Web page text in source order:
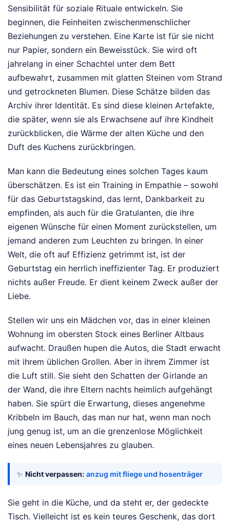
Sensibilität für soziale Rituale entwickeln. Sie
beginnen, die Feinheiten zwischenmenschlicher
Beziehungen zu verstehen. Eine Karte ist für sie nicht
nur Papier, sondern ein Beweisstück. Sie wird oft
jahrelang in einer Schachtel unter dem Bett
aufbewahrt, zusammen mit glatten Steinen vom Strand
und getrockneten Blumen. Diese Schätze bilden das
Archiv ihrer Identität. Es sind diese kleinen Artefakte,
die später, wenn sie als Erwachsene auf ihre Kindheit
zurückblicken, die Wärme der alten Küche und den
Duft des Kuchens zurückbringen.
Man kann die Bedeutung eines solchen Tages kaum
überschätzen. Es ist ein Training in Empathie – sowohl
für das Geburtstagskind, das lernt, Dankbarkeit zu
empfinden, als auch für die Gratulanten, die ihre
eigenen Wünsche für einen Moment zurückstellen, um
jemand anderen zum Leuchten zu bringen. In einer
Welt, die oft auf Effizienz getrimmt ist, ist der
Geburtstag ein herrlich ineffizienter Tag. Er produziert
nichts außer Freude. Er dient keinem Zweck außer der
Liebe.
Stellen wir uns ein Mädchen vor, das in einer kleinen
Wohnung im obersten Stock eines Berliner Altbaus
aufwacht. Draußen hupen die Autos, die Stadt erwacht
mit ihrem üblichen Grollen. Aber in ihrem Zimmer ist
die Luft still. Sie sieht den Schatten der Girlande an
der Wand, die ihre Eltern nachts heimlich aufgehängt
haben. Sie spürt die Erwartung, dieses angenehme
Kribbeln im Bauch, das man nur hat, wenn man noch
jung genug ist, um an die grenzenlose Möglichkeit
eines neuen Lebensjahres zu glauben.
✨ Nicht verpassen: anzug mit fliege und hosenträger
Sie geht in die Küche, und da steht er, der gedeckte
Tisch. Vielleicht ist es kein teures Geschenk, das dort